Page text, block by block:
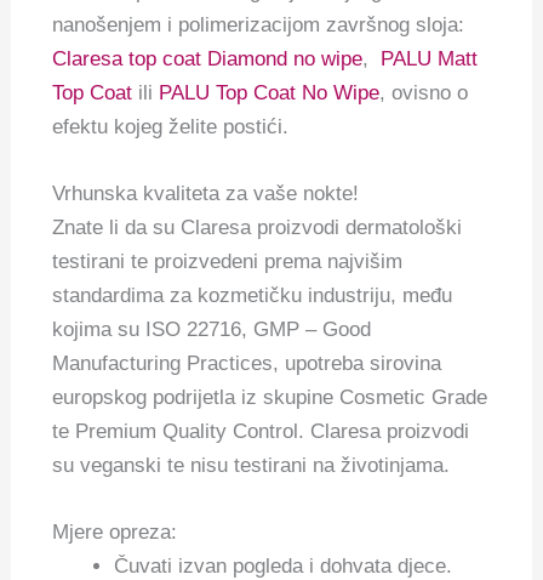
nanošenjem i polimerizacijom završnog sloja:
Claresa top coat Diamond no wipe, PALU Matt
Top Coat ili PALU Top Coat No Wipe, ovisno o
efektu kojeg želite postići.
Vrhunska kvaliteta za vaše nokte!
Znate li da su Claresa proizvodi dermatološki
testirani te proizvedeni prema najvišim
standardima za kozmetičku industriju, među
kojima su ISO 22716, GMP – Good
Manufacturing Practices, upotreba sirovina
europskog podrijetla iz skupine Cosmetic Grade
te Premium Quality Control. Claresa proizvodi
su veganski te nisu testirani na životinjama.
Mjere opreza:
Čuvati izvan pogleda i dohvata djece.